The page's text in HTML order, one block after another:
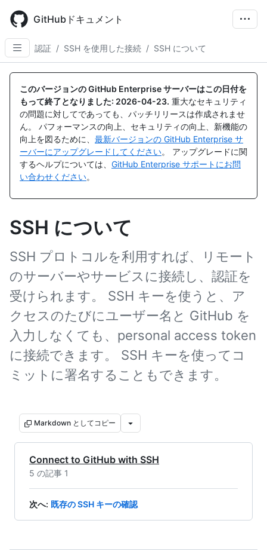
main
content
GitHubドキュメント
認証 / SSH を使用した接続 / SSH について
このバージョンの GitHub Enterprise サーバーはこの日付を
もって終了となりました: 2026-04-23. 重大なセキュリティ
の問題に対してであっても、パッチリリースは作成されませ
ん。 パフォーマンスの向上、セキュリティの向上、新機能の
向上を図るために、 最新バージョンの GitHub Enterprise サ
ーバーにアップグレードしてください。 アップグレードに関
するヘルプについては、 GitHub Enterprise サポートにお問
い合わせください。
SSH について
SSH プロトコルを利用すれば、リモート
のサーバーやサービスに接続し、認証を
受けられます。 SSH キーを使うと、ア
クセスのたびにユーザー名と GitHub を
入力しなくても、personal access token
に接続できます。 SSH キーを使ってコ
ミットに署名することもできます。
Markdown としてコピー
Connect to GitHub with SSH
5 の記事 1
次へ: 既存の SSH キーの確認